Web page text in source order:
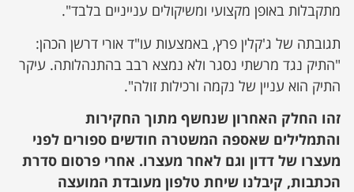
מתקבלות באופן מקצועי ומשיקולים ענייניים בלבד".
תגובתה של ג'קלין פרץ, באמצעות עו"ד אורי דרשן הכהן:
"התיק נגד מרשתי נסגר ולא נמצא רבב בהתנהלותה. עיקר
התיק הוא עניין של נקמה ורכילות זולה".
זהו החלק האחרון שנחשף מתוך החקירות
והתמלילים שאספה המשטרה חודשים ספורים לפני
מעצרו של דדון וגם לאחר מעצרו. אחרי פרסום סדרת
הכתבות, קיבלנו שיחת טלפון מעובדת המועצה